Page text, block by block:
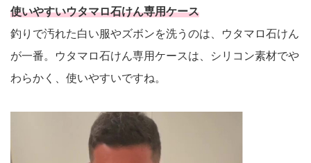
使いやすいウタマロ石けん専用ケース
釣りで汚れた白い服やズボンを洗うのは、ウタマロ石けん
が一番。ウタマロ石けん専用ケースは、シリコン素材でや
わらかく、使いやすいですね。